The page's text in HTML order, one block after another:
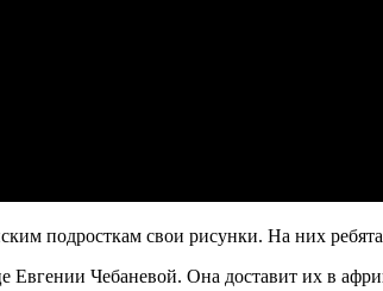
подросткам свои рисунки. На них
Чебаневой. Она доставит их в